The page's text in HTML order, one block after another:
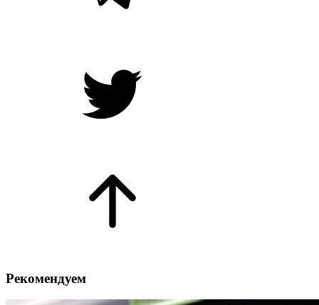
Рекомендуем